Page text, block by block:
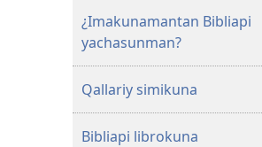
Biblia
¿Imakunamantan Bibliapi
yachasunman?
Qallariy simikuna
Bibliapi librokuna